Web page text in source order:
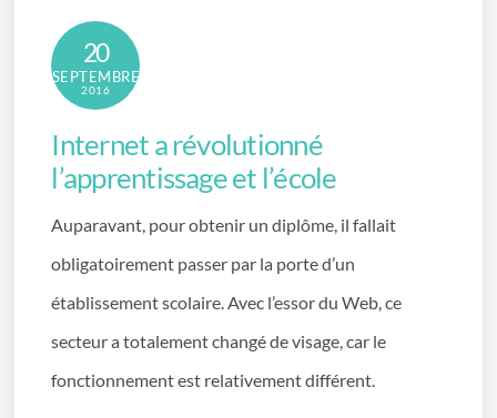
20
SEPTEMBRE
2016
Internet a révolutionné
l’apprentissage et l’école
Auparavant, pour obtenir un diplôme, il fallait
obligatoirement passer par la porte d’un
établissement scolaire. Avec l’essor du Web, ce
secteur a totalement changé de visage, car le
fonctionnement est relativement différent.